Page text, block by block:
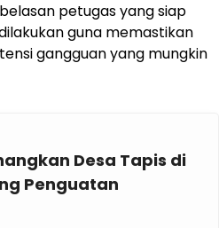
petugas yang siap
guna memastikan
gangguan yang mungkin
Desa Tapis di
Penguatan